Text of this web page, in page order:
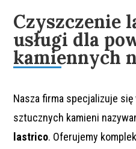
Czyszczenie
usługi dla
kamiennych
Nasza firma specjalizuje się
sztucznych kamieni
lastrico. Oferujemy